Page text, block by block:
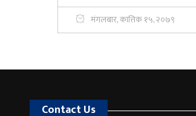
मंगलबार, कात्तिक १५, २०७९
Contact Us